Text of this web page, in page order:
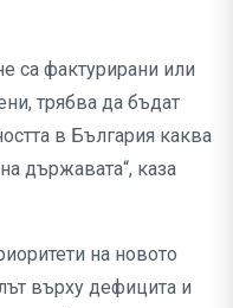
са фактурирани или
трябва да бъдат
в България каква
държавата“, каза
на новото
върху дефицита и